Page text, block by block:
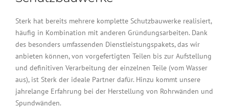
Sterk hat bereits mehrere komplette Schutzbauwerke realisiert,
häufig in Kombination mit anderen Gründungsarbeiten. Dank
des besonders umfassenden Dienstleistungspakets, das wir
anbieten können, von vorgefertigten Teilen bis zur Aufstellung
und definitiven Verarbeitung der einzelnen Teile (vom Wasser
aus), ist Sterk der ideale Partner dafür. Hinzu kommt unsere
jahrelange Erfahrung bei der Herstellung von Rohrwänden und
Spundwänden.